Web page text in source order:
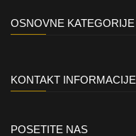
OSNOVNE KATEGORIJE
KONTAKT INFORMACIJE
POSETITE NAS